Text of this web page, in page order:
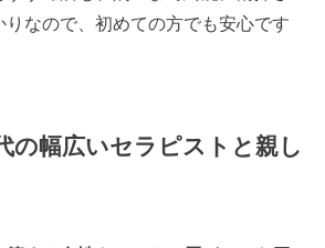
りなので、初めての方でも安心です
の幅広いセラピストと親し